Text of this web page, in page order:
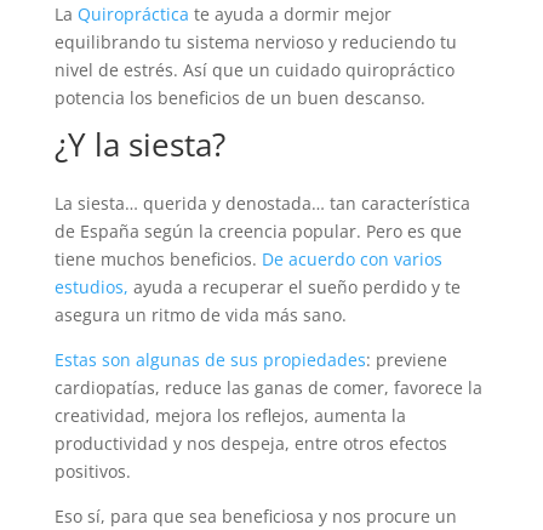
La Quiropráctica te ayuda a dormir mejor
equilibrando tu sistema nervioso y reduciendo tu
nivel de estrés. Así que un cuidado quiropráctico
potencia los beneficios de un buen descanso.
¿Y la siesta?
La siesta… querida y denostada… tan característica
de España según la creencia popular. Pero es que
tiene muchos beneficios. De acuerdo con varios
estudios, ayuda a recuperar el sueño perdido y te
asegura un ritmo de vida más sano.
Estas son algunas de sus propiedades: previene
cardiopatías, reduce las ganas de comer, favorece la
creatividad, mejora los reflejos, aumenta la
productividad y nos despeja, entre otros efectos
positivos.
Eso sí, para que sea beneficiosa y nos procure un